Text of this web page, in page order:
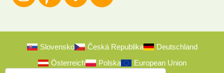
Slovensko Česká Republika
Deutschland
Österreich
Polska European Union